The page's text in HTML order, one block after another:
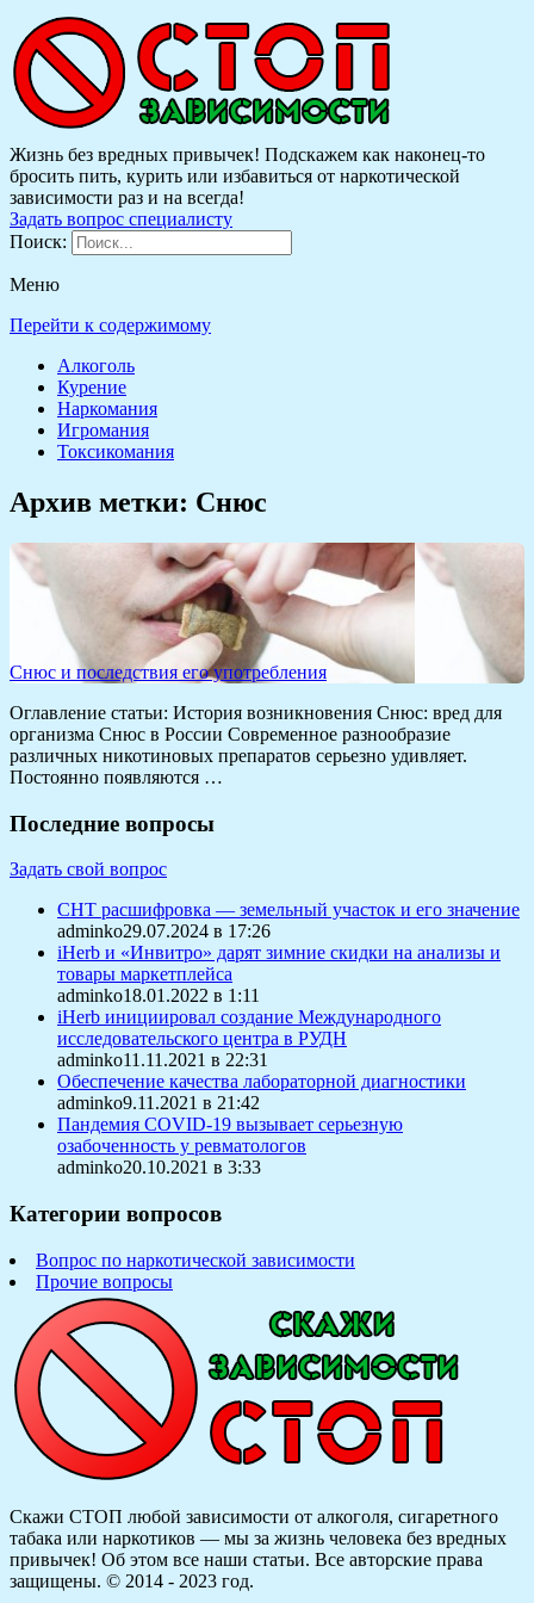
Жизнь без вредных привычек! Подскажем как наконец-то
бросить пить, курить или избавиться от наркотической
зависимости раз и на всегда!
Задать вопрос специалисту
Поиск:
Меню
Перейти к содержимому
Алкоголь
Курение
Наркомания
Игромания
Токсикомания
Архив метки: Снюс
Снюс и последствия его употребления
Оглавление статьи: История возникновения Снюс: вред для
организма Снюс в России Современное разнообразие
различных никотиновых препаратов серьезно удивляет.
Постоянно появляются …
Последние вопросы
Задать свой вопрос
СНТ расшифровка — земельный участок и его значение
adminko29.07.2024 в 17:26
iHerb и «Инвитро» дарят зимние скидки на анализы и
товары маркетплейса
adminko18.01.2022 в 1:11
iHerb инициировал создание Международного
исследовательского центра в РУДН
adminko11.11.2021 в 22:31
Обеспечение качества лабораторной диагностики
adminko9.11.2021 в 21:42
Пандемия COVID-19 вызывает серьезную
озабоченность у ревматологов
adminko20.10.2021 в 3:33
Категории вопросов
Вопрос по наркотической зависимости
Прочие вопросы
Скажи СТОП любой зависимости от алкоголя, сигаретного
табака или наркотиков — мы за жизнь человека без вредных
привычек! Об этом все наши статьи. Все авторские права
защищены. © 2014 - 2023 год.